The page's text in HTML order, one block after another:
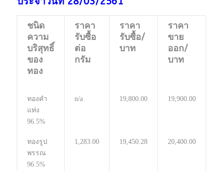
ชนิด
ความ
บริสุทธิ์
ของ
ทอง
ราคา
รับซื้อ
ต่อ
กรัม
ราคา
รับซื้อ/
บาท
ราคา
ขาย
ออก/
บาท
ทองคำ
แท่ง
96.5%
n/a 19,800.00 19,900.00
ทองรูป
พรรณ
96.5%
1,283.00 19,450.28 20,400.00